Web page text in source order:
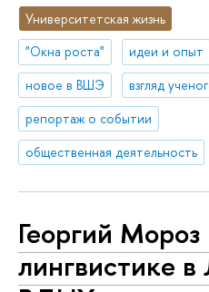
Университетская жизнь
"Окна роста"
идеи и опыт
новое в ВШЭ
взгляд
репортаж о событии
общественная деятельность
Георгий Мороз
лингвистике